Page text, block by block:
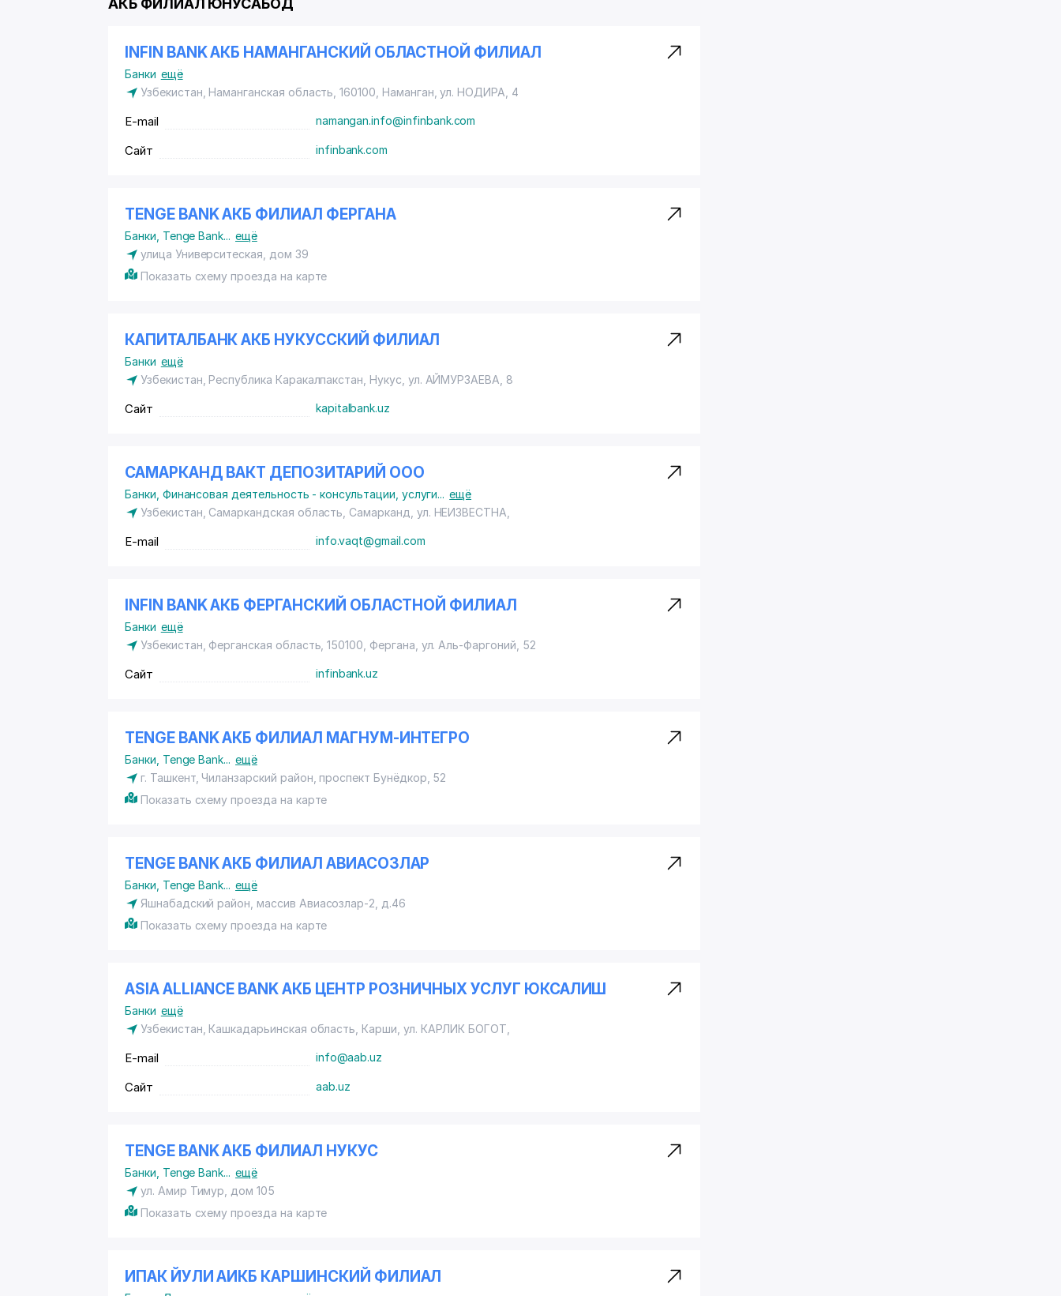
АКБ ФИЛИАЛ ЮНУСАБОД
INFIN BANK АКБ НАМАНГАНСКИЙ ОБЛАСТНОЙ ФИЛИАЛ
Банки ещё
Узбекистан, Наманганская область, 160100, Наманган,ул. НОДИРА , 4
E-mail namangan.info@infinbank.com
Сайт infinbank.com
TENGE BANK АКБ ФИЛИАЛ ФЕРГАНА
Банки Tenge Bank... ещё
улица Университеская, дом 39
Показать схему проезда на карте
КАПИТАЛБАНК АКБ НУКУССКИЙ ФИЛИАЛ
Банки ещё
Узбекистан, Республика Каракалпакстан, Нукус, ул. АЙМУРЗАЕВА , 8
Сайт kapitalbank.uz
САМАРКАНД ВАКТ ДЕПОЗИТАРИЙ ООО
Банки Финансовая деятельность - консультации, услуги... ещё
Узбекистан, Самаркандская область, Самарканд, ул. НЕИЗВЕСТНА
E-mail info.vaqt@gmail.com
INFIN BANK АКБ ФЕРГАНСКИЙ ОБЛАСТНОЙ ФИЛИАЛ
Банки ещё
Узбекистан, Ферганская область, 150100, Фергана, ул. Аль-Фаргоний , 52
Сайт infinbank.uz
TENGE BANK АКБ ФИЛИАЛ МАГНУМ-ИНТЕГРО
Банки Tenge Bank... ещё
г. Ташкент, Чиланзарский район , проспект Бунёдкор, 52
Показать схему проезда на карте
TENGE BANK АКБ ФИЛИАЛ АВИАСОЗЛАР
Банки Tenge Bank... ещё
Яшнабадский район , массив Авиасозлар-2, д.46
Показать схему проезда на карте
ASIA ALLIANCE BANK АКБ ЦЕНТР РОЗНИЧНЫХ УСЛУГ ЮКСАЛИШ
Банки ещё
Узбекистан, Кашкадарьинская область, Карши, ул. КАРЛИК БОГОТ
E-mail info@aab.uz
Сайт aab.uz
TENGE BANK АКБ ФИЛИАЛ НУКУС
Банки Tenge Bank... ещё
ул. Амир Тимур, дом 105
Показать схему проезда на карте
ИПАК ЙУЛИ АИКБ КАРШИНСКИЙ ФИЛИАЛ